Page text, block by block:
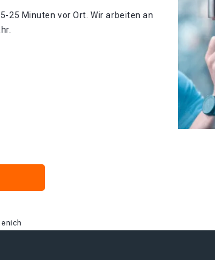
25 Minuten vor Ort. Wir arbeiten an